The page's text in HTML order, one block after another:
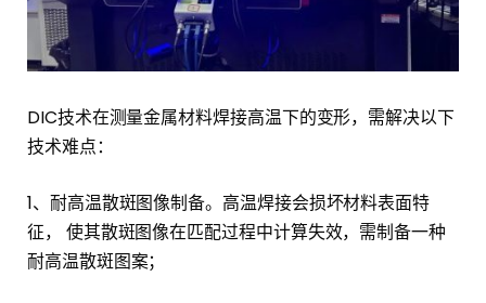
DIC技术在测量金属材料焊接高温下的变形，需解决以下
技术难点：
1、耐高温散斑图像制备。高温焊接会损坏材料表面特
征， 使其散斑图像在匹配过程中计算失效，需制备一种
耐高温散斑图案；